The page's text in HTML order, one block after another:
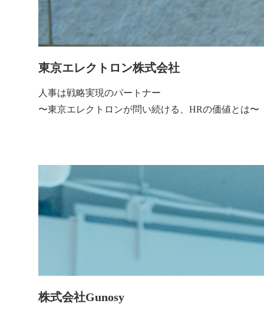
東京エレクトロン株式会社
人事は戦略実現のパートナー
〜東京エレクトロンが問い続ける、HRの価値とは〜
株式会社Gunosy